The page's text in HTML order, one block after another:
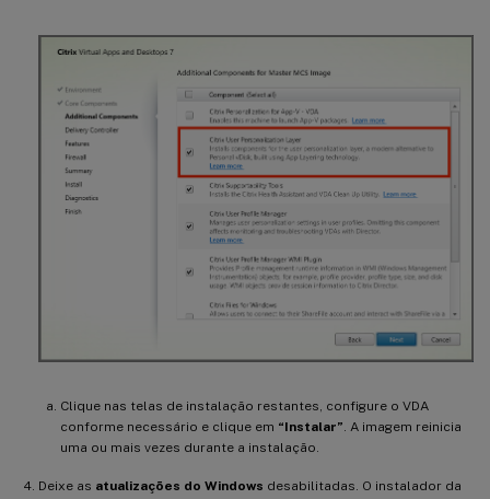
Clique nas telas de instalação restantes, configure o VDA
conforme necessário e clique em “Instalar”. A imagem reinicia
uma ou mais vezes durante a instalação.
Deixe as atualizações do Windows desabilitadas. O instalador da